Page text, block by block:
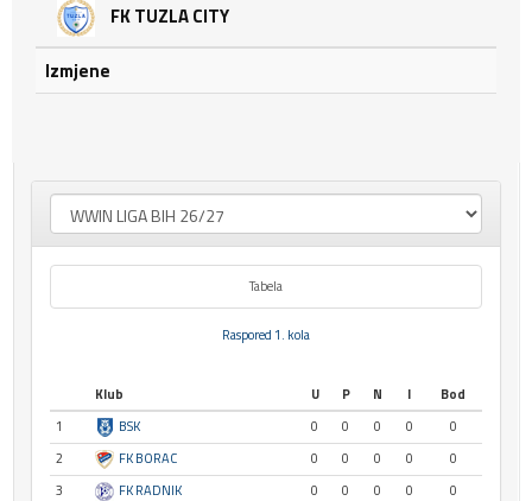
FK TUZLA CITY
Izmjene
Tabela
Raspored 1. kola
Klub U P N I
Bod
1
BSK 0 0 0 0
0
2
FK BORAC 0 0 0 0
0
3
FK RADNIK 0 0 0 0
0